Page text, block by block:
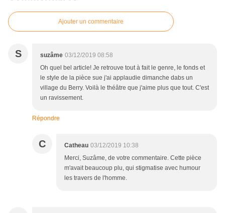
Ajouter un commentaire
S suzâme 03/12/2019 08:58
Oh quel bel article! Je retrouve tout à fait le genre, le fonds et
le style de la pièce sue j'ai applaudie dimanche dabs un
village du Berry. Voilà le théâtre que j'aime plus que tout. C'est
un ravissement.
Répondre
C Catheau 03/12/2019 10:38
Merci, Suzâme, de votre commentaire. Cette pièce
m'avait beaucoup plu, qui stigmatise avec humour
les travers de l'homme.